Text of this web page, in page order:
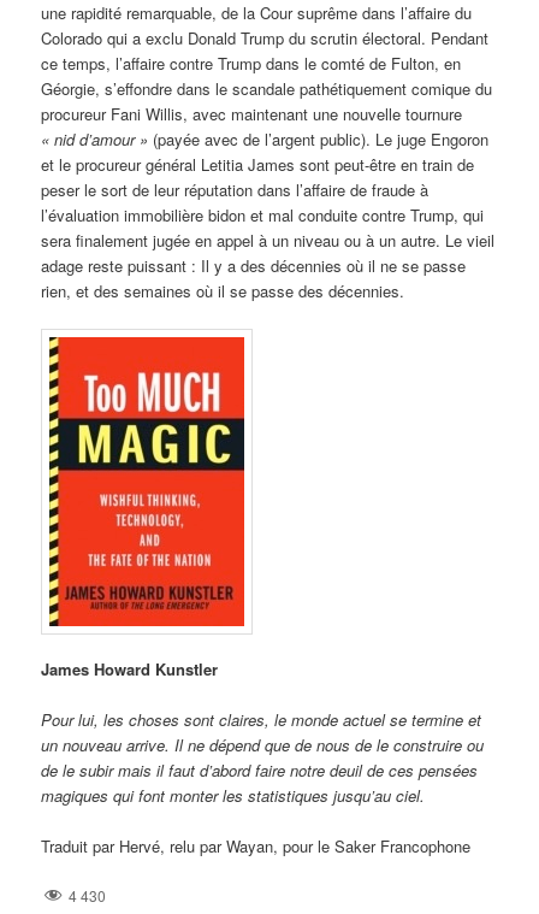
une rapidité remarquable, de la Cour suprême dans l’affaire du
Colorado qui a exclu Donald Trump du scrutin électoral. Pendant
ce temps, l’affaire contre Trump dans le comté de Fulton, en
Géorgie, s’effondre dans le scandale pathétiquement comique du
procureur Fani Willis, avec maintenant une nouvelle tournure
« nid d’amour » (payée avec de l’argent public). Le juge Engoron
et le procureur général Letitia James sont peut-être en train de
peser le sort de leur réputation dans l’affaire de fraude à
l’évaluation immobilière bidon et mal conduite contre Trump, qui
sera finalement jugée en appel à un niveau ou à un autre. Le vieil
adage reste puissant : Il y a des décennies où il ne se passe
rien, et des semaines où il se passe des décennies.
James Howard Kunstler
Pour lui, les choses sont claires, le monde actuel se termine et
un nouveau arrive. Il ne dépend que de nous de le construire ou
de le subir mais il faut d’abord faire notre deuil de ces pensées
magiques qui font monter les statistiques jusqu’au ciel.
Traduit par Hervé, relu par Wayan, pour le Saker Francophone
4 430